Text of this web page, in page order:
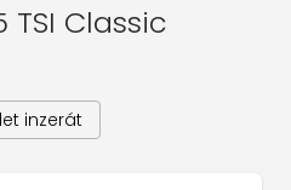
TSI Classic
inzerát